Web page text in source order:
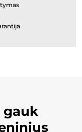
gauk